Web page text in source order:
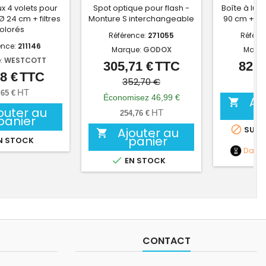
4 volets pour
24 cm + filtres
211146
WESTCOTT
Prix
€TTC
€ HT
au
STOCK
Spot optique pour flash -
Monture S interchangeable
Référence: 271055
Marque: GODOX
Prix
Prix
de
base
305,71 €TTC
352,70 €
Économisez 46,99 €
254,76 € HT
 Ajouter au
panier
 EN STOCK
Boîte à
90 cm +

 SUR
Date
CONTACT